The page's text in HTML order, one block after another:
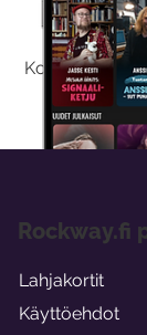
Kokeilemalla
Rockway.fi
Lahjakortit
Käyttöehdot